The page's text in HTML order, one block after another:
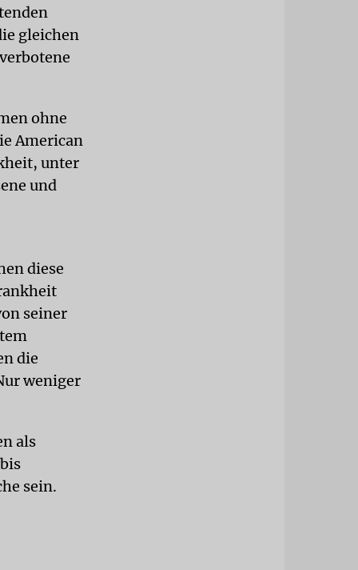
gleichen
ohne
American
unter
und
diese
seiner
die
weniger
als
sein.